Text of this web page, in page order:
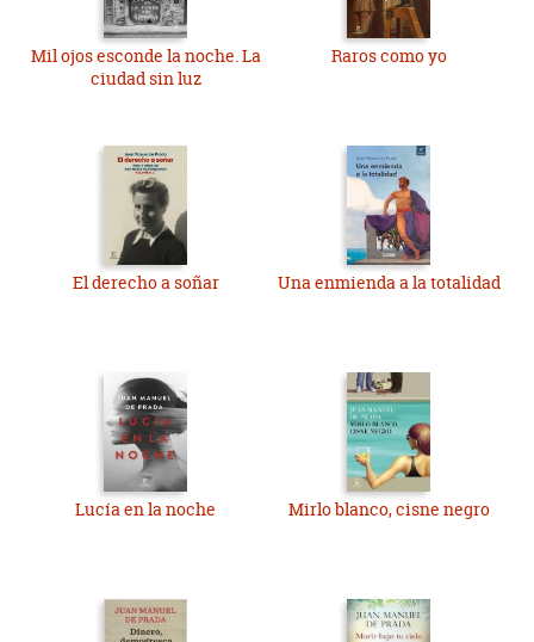
Mil ojos esconde la noche. La
ciudad sin luz
Raros como yo
El derecho a soñar Una enmienda a la totalidad
Lucía en la noche Mirlo blanco, cisne negro